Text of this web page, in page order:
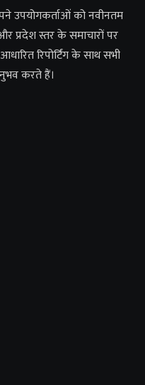
उपयोगकर्ताओं को नवीनतम
प्रदेश स्तर के समाचारों पर
रिपोर्टिंग के साथ सभी
करते हैं।